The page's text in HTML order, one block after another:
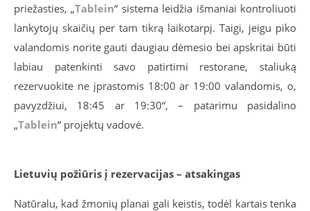
priežasties, „Tablein“ sistema leidžia išmaniai kontroliuoti
lankytojų skaičių per tam tikrą laikotarpį. Taigi, jeigu piko
valandomis norite gauti daugiau dėmesio bei apskritai būti
labiau patenkinti savo patirtimi restorane, staliuką
rezervuokite ne įprastomis 18:00 ar 19:00 valandomis, o,
pavyzdžiui, 18:45 ar 19:30“, – patarimu pasidalino
„Tablein“ projektų vadovė.
Lietuvių požiūris į rezervacijas – atsakingas
Natūralu, kad žmonių planai gali keistis, todėl kartais tenka